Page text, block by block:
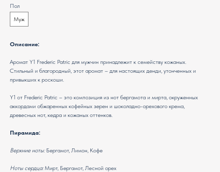
Пол
Муж
Описание:
Аромат Y1 Frederic Patric для мужчин принадлежит к семейству кожаных.
Стильный и благородный, этот аромат – для настоящих денди, утонченных и
привыкших к роскоши.
Y1 от Frederic Patric – это композиция из нот бергамота и мирта, окруженных
аккордами обжаренных кофейных зерен и шоколадно-орехового крема,
древесных нот, кедра и кожаных оттенков.
Пирамида:
Верхние ноты:Бергамот, Лимон, Кофе
Ноты сердца:Мирт, Бергамот, Лесной орех